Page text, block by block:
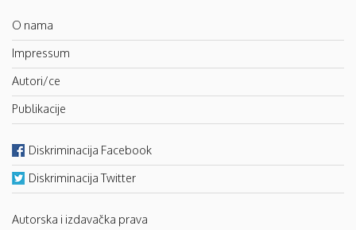
O nama
Impressum
Autori/ce
Publikacije
Diskriminacija Facebook
Diskriminacija Twitter
Autorska i izdavačka prava